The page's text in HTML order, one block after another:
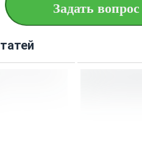
Задать вопрос